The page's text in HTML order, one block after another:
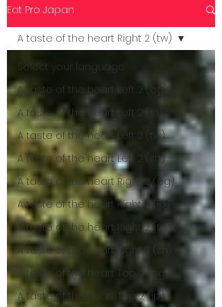
Eat Pro Japan
Select your language:
A taste of the heart Left 2 (eg)
A taste of the heart Left 2 (jp)
A taste of the heart Left 2 (tw)
A taste of the heart Left 2 (zh)
A taste of the heart Right 2 (eg)
A taste of the heart Right 2 (jp)
A taste of the heart Right 2 (tw)
A taste of the heart Right 2 (zh)
A taste of the heart Top 2 (eg)
A taste of the heart Top 2 (jp)
A taste of the heart Right 2 (tw)